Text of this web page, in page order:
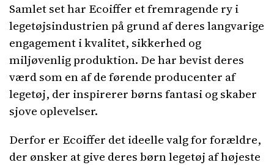
Samlet set har Ecoiffer et fremragende ry i
legetøjsindustrien på grund af deres langvarige
engagement i kvalitet, sikkerhed og
miljøvenlig produktion. De har bevist deres
værd som en af ​​de førende producenter af
legetøj, der inspirerer børns fantasi og skaber
sjove oplevelser.
Derfor er Ecoiffer det ideelle valg for forældre,
der ønsker at give deres børn legetøj af højeste